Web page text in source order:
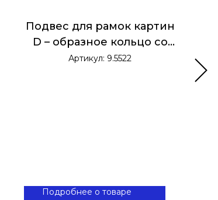
Подвес для рамок картин
D – образное кольцо со
стальным шнуром
Артикул: 9.5522
Подробнее о товаре